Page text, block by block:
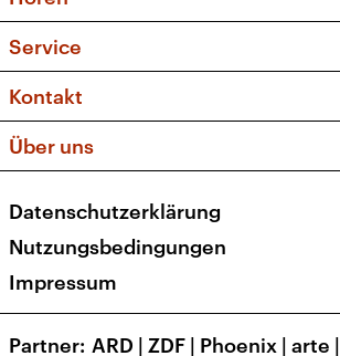
Sendungen und Podcasts
Musikliste
Kakadu – Das Kinderprogramm
Frequenzen (UKW + DAB+)
Service
FAQ
Apps
Newsletter
Veranstaltungen
Kontakt
Social Media
Über uns
Presse
Karriere
Transparenz
Datenschutzerklärung
Nutzungsbedingungen
Impressum
Partner ARD | ZDF | Phoenix | arte |